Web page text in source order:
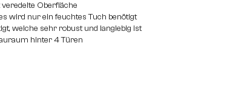
Oberfläche
wird nur ein feuchtes Tuch benötigt
welche sehr robust und langlebig ist
hinter 4 Türen